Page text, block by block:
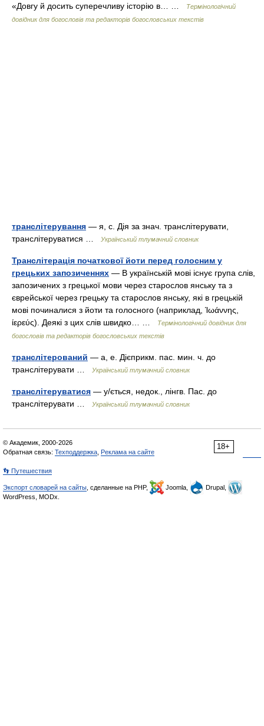
«Довгу й досить суперечливу історію в… …
Термінологічний
довідник для богословів та редакторів богословських текстів
транслітерування — я, с. Дія за знач. транслітерувати,
транслітеруватися …
Український тлумачний словник
Транслітерація початкової йоти перед голосним у
грецьких запозиченнях — В українській мові існує група слів,
запозичених з грецької мови через старослов янську та з
єврейської через грецьку та старослов янську, які в грецькій
мові починалися з йоти та голосного (наприклад, Ίωάννης,
ίερεύς). Деякі з цих слів швидко… …
Термінологічний довідник для
богословів та редакторів богословських текстів
транслітерований — а, е. Дієприкм. пас. мин. ч. до
транслітерувати …
Український тлумачний словник
транслітеруватися — у/ється, недок., лінгв. Пас. до
транслітерувати …
Український тлумачний словник
18+
© Академик, 2000-2026
Обратная связь: Техподдержка Реклама на сайте
👣 Путешествия
Экспорт словарей на сайты , сделанные на PHP, Joomla,
Drupal,
WordPress, MODx.